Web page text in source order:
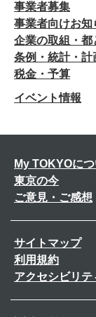
事業者募集
事業者向けお知
企業の取組・都
条例・統計・計
税金・予算
イベント情報
My TOKYOに
東京の今
ご意見・ご感想
サイトマップ
利用規約
アクセシビリテ